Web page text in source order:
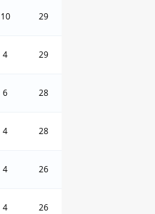
10 29
4 29
6 28
4 28
4 26
4 26